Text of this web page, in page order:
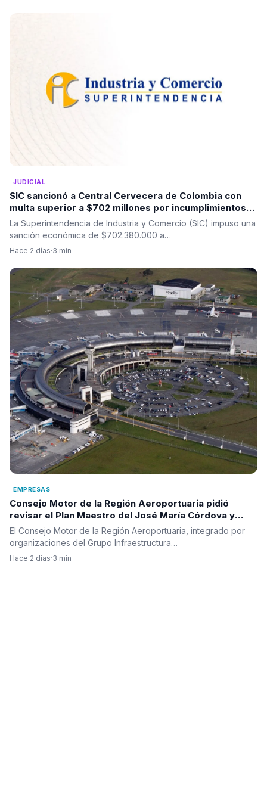
JUDICIAL
SIC sancionó a Central Cervecera de Colombia con
multa superior a $702 millones por incumplimientos
en promociones dirigidas a consumidores
La Superintendencia de Industria y Comercio (SIC) impuso una
sanción económica de $702.380.000 a…
Hace 2 días·3 min
EMPRESAS
Consejo Motor de la Región Aeroportuaria pidió
revisar el Plan Maestro del José María Córdova y
reclamó una visión integral para la infraestructura
aérea del país
El Consejo Motor de la Región Aeroportuaria, integrado por
organizaciones del Grupo Infraestructura…
Hace 2 días·3 min